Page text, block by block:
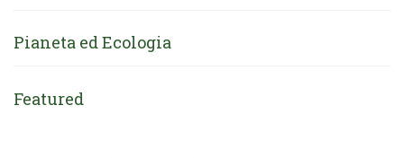
Pianeta ed Ecologia
Featured